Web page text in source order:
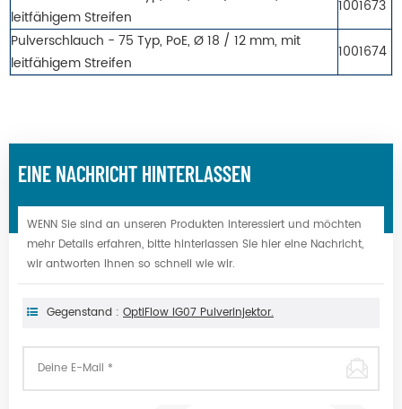
leitfähigem Streifen
1001673
Pulverschlauch - 75 Typ, PoE, Ø 18 / 12 mm, mit
leitfähigem Streifen
1001674
EINE NACHRICHT HINTERLASSEN
WENN Sie sind an unseren Produkten interessiert und möchten
mehr Details erfahren, bitte hinterlassen Sie hier eine Nachricht,
wir antworten Ihnen so schnell wie wir.
Gegenstand : OptiFlow IG07 Pulverinjektor.